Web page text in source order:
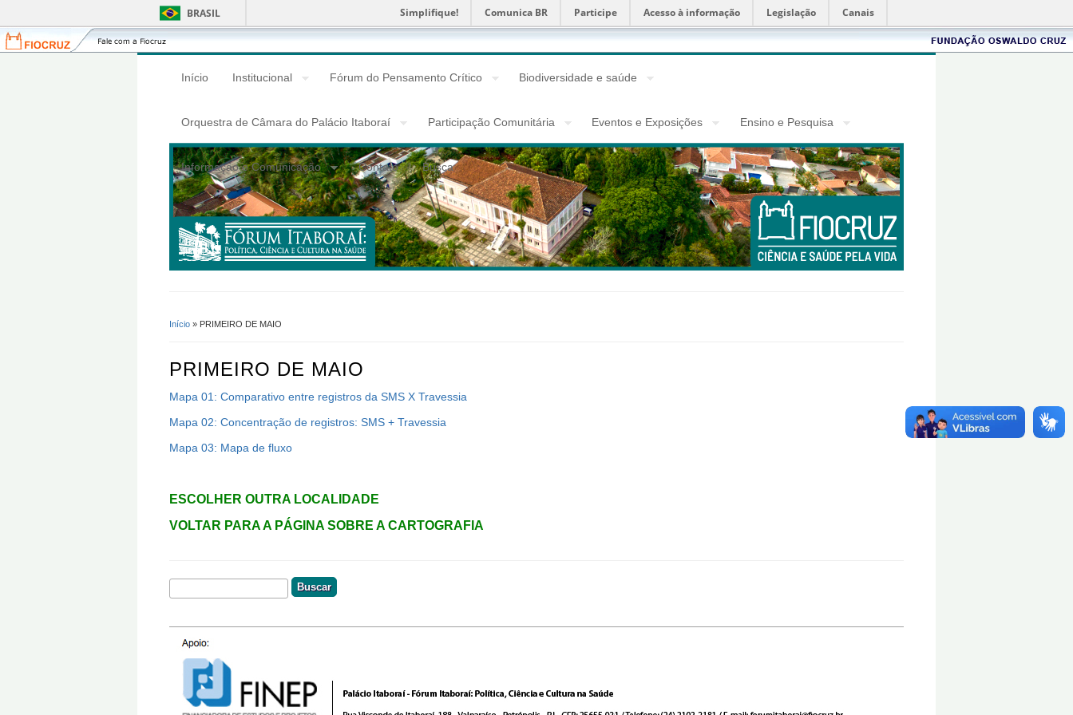
BRASIL Simplifique! Comunica BR Participe Acesso à informação Legislação Canais
Fiocruz
Fale
com
Fiocruz
Início Institucional Fórum do Pensamento Crítico Biodiversidade e saúde
Orquestra de Câmara do Palácio Itaboraí Participação Comunitária Eventos e Exposições Ensino e Pesquisa
Informação e Comunicação Contato Busca
Início » PRIMEIRO DE MAIO
PRIMEIRO DE MAIO
Mapa 01: Comparativo entre registros da SMS X Travessia
Mapa 02: Concentração de registros: SMS + Travessia
Mapa 03: Mapa de fluxo
ESCOLHER OUTRA LOCALIDADE
VOLTAR PARA A PÁGINA SOBRE A CARTOGRAFIA
Formulário De Busca